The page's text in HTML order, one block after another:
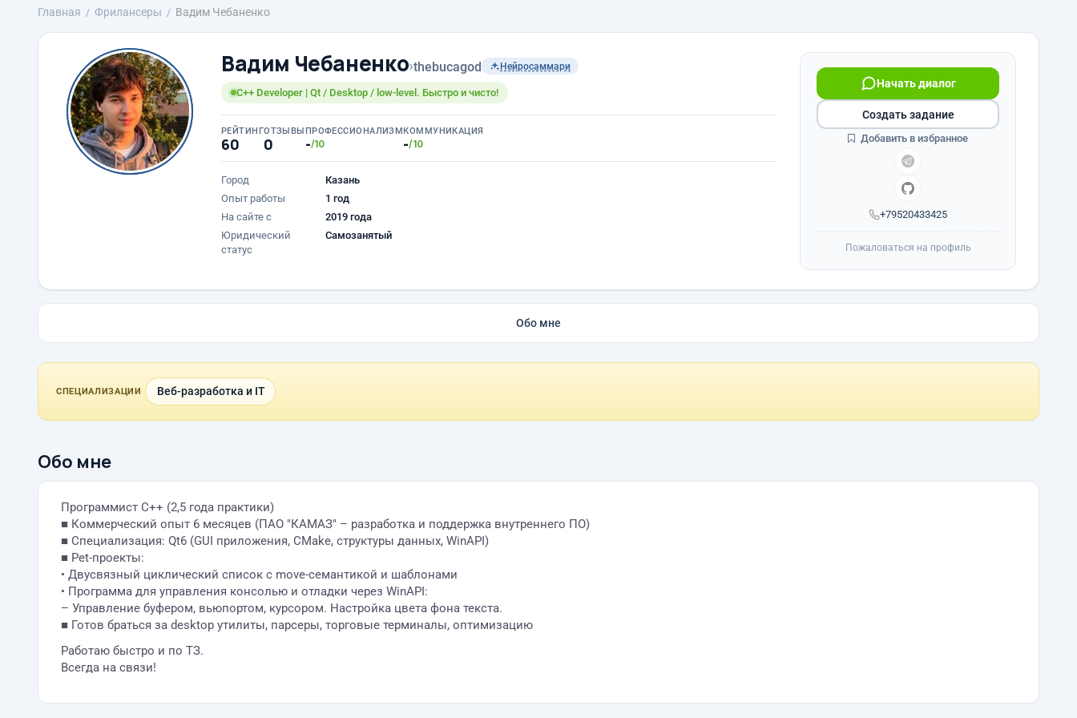
Главная Фрилансеры Вадим Чебаненко
Вадим Чебаненко›thebucagod Нейросаммари
C++ Developer | Qt / Desktop / low-level. Быстро и чисто!
РЕЙТИНГ
60
ОТЗЫВЫ
0
ПРОФЕССИОНАЛИЗМ
-/10
КОММУНИКАЦИЯ
-/10
Город
Казань
Опыт работы
1 год
На сайте с
2019 года
Юридический
статус
Самозанятый
+79520433425
Начать диалог
Создать задание
Добавить в избранное
Пожаловаться на профиль
Обо мне
СПЕЦИАЛИЗАЦИИ Веб-разработка и IT
Обо мне
Программист C++ (2,5 года практики)
■ Коммерческий опыт 6 месяцев (ПАО "КАМАЗ" – разработка и поддержка внутреннего ПО)
■ Специализация: Qt6 (GUI приложения, CMake, структуры данных, WinAPI)
■ Pet-проекты:
• Двусвязный циклический список с move-семантикой и шаблонами
• Программа для управления консолью и отладки через WinAPI:
– Управление буфером, вьюпортом, курсором. Настройка цвета фона текста.
■ Готов браться за desktop утилиты, парсеры, торговые терминалы, оптимизацию
Работаю быстро и по ТЗ.
Всегда на связи!